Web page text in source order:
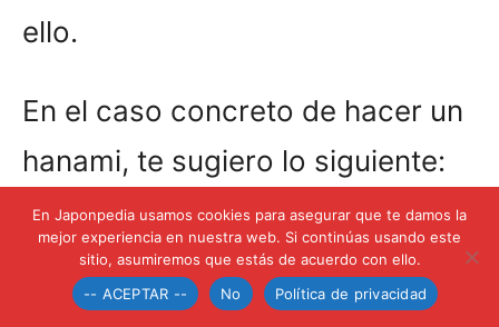
ello.
En el caso concreto de hacer un
hanami, te sugiero lo siguiente:
Lleva una bolsa
No debería decirlo, pero por si
En Japonpedia usamos cookies para asegurar que te damos la
mejor experiencia en nuestra web. Si continúas usando este
sitio, asumiremos que estás de acuerdo con ello.
-- ACEPTAR --
No Política de privacidad